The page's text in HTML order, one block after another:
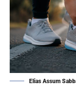
Elias Assum